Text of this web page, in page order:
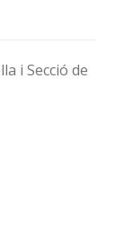
i Secció de